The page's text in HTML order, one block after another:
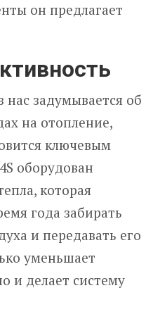
он предлагает
нас задумывается об
на отопление,
ключевым
оборудован
которая
года забирать
и передавать его
уменьшает
и делает систему